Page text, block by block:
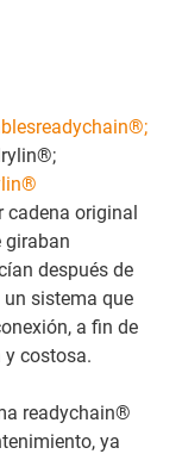
readychain®;
cadena original
giraban
después de
sistema que
a fin de
costosa.
readychain®
ya